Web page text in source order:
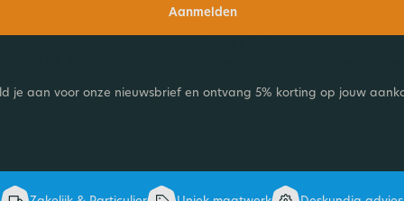
Aanmelden
je aan voor onze nieuwsbrief en ontvang 5% korting op jouw